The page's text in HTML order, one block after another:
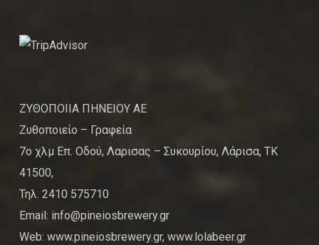
ΖΥΘΟΠΟΙΙΑ ΠΗΝΕΙΟΥ ΑΕ
Ζυθοποιείο – Γραφεία
7ο χλμ Επ. Οδού, Λαρισας – Συκουρίου, Λάρισα, ΤΚ
41500,
Τηλ. 2410 575710
Email: info@pineiosbrewery.gr
Web: www.pineiosbrewery.gr, www.lolabeer.gr